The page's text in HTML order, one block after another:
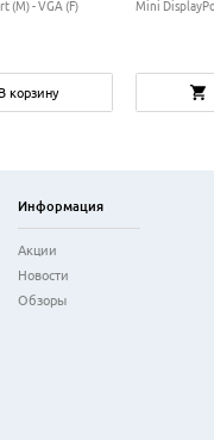
(M) - VGA (F)
В корзину
Mini
Информация
Акции
Новости
Обзоры